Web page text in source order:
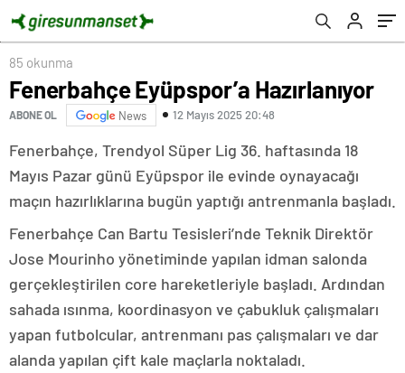
85 okunma
Fenerbahçe Eyüpspor’a Hazırlanıyor
ABONE OL News 12 Mayıs 2025 20:48
Fenerbahçe, Trendyol Süper Lig 36. haftasında 18
Mayıs Pazar günü Eyüpspor ile evinde oynayacağı
maçın hazırlıklarına bugün yaptığı antrenmanla başladı.
Fenerbahçe Can Bartu Tesisleri’nde Teknik Direktör
Jose Mourinho yönetiminde yapılan idman salonda
gerçekleştirilen core hareketleriyle başladı. Ardından
sahada ısınma, koordinasyon ve çabukluk çalışmaları
yapan futbolcular, antrenmanı pas çalışmaları ve dar
alanda yapılan çift kale maçlarla noktaladı.